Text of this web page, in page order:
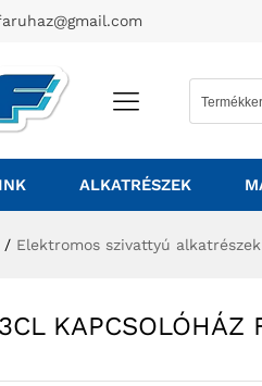
ALKATRÉSZEK
/ Elektromos szivattyú alkatrészek
KAPCSOLÓHÁZ